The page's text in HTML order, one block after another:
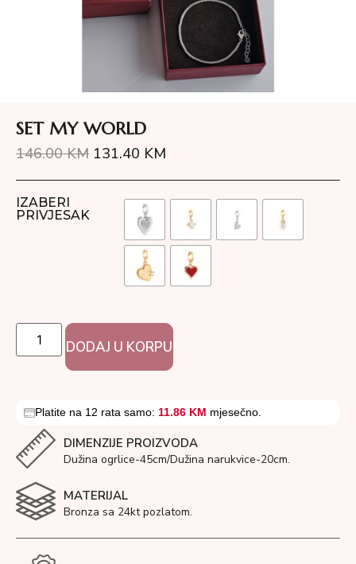
SET MY WORLD
146.00KM 131.40 KM
IZABERI
PRIVJESAK
DODAJ U KORPU
Platite na 12 rata samo: 11.86 KM mjesečno.
DIMENZIJE PROIZVODA
Dužina ogrlice-45cm/Dužina narukvice-20cm.
MATERIJAL
Bronza sa 24kt pozlatom.